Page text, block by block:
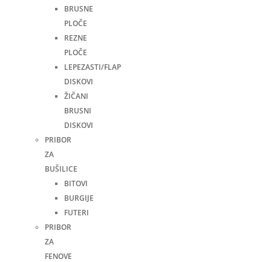
BRUSNE
PLOČE
REZNE
PLOČE
LEPEZASTI/FLAP
DISKOVI
ŽIČANI
BRUSNI
DISKOVI
PRIBOR
ZA
BUŠILICE
BITOVI
BURGIJE
FUTERI
PRIBOR
ZA
FENOVE